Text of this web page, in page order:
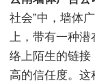
社会”中，墙体
上，带有一种潜
络上陌生的链接
高的信任度。